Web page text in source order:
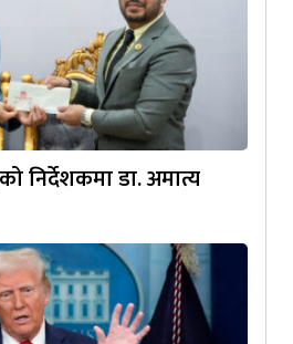
निर्देशकमा डा. अमात्य